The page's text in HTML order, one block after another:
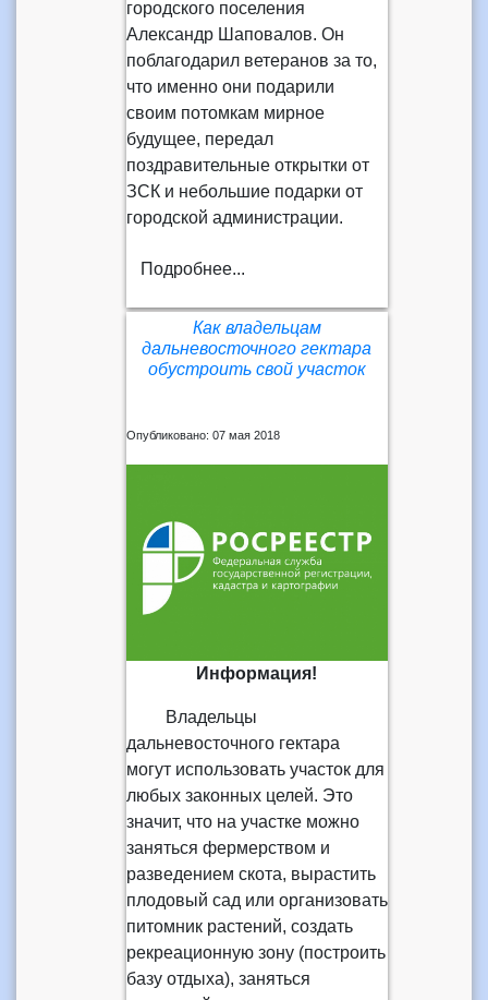
городского поселения
Александр Шаповалов. Он
поблагодарил ветеранов за то,
что именно они подарили
своим потомкам мирное
будущее, передал
поздравительные открытки от
ЗСК и небольшие подарки от
городской администрации.
Подробнее...
Как владельцам
дальневосточного гектара
обустроить свой участок
Опубликовано: 07 мая 2018
Информация!
Владельцы
дальневосточного гектара
могут использовать участок для
любых законных целей. Это
значит, что на участке можно
заняться фермерством и
разведением скота, вырастить
плодовый сад или организовать
питомник растений, создать
рекреационную зону (построить
базу отдыха), заняться